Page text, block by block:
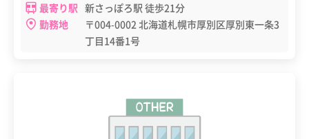
最寄り駅 新さっぽろ駅 徒歩21分
勤務地
〒004-0002 北海道札幌市厚別区厚別東一条3
丁目14番1号